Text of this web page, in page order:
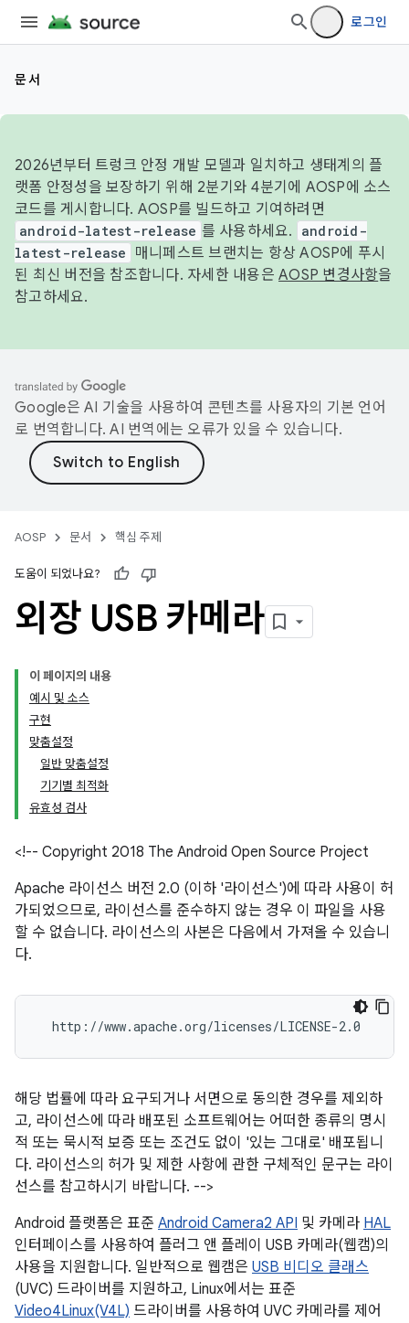
로그인
문서
2026년부터 트렁크 안정 개발 모델과 일치하고 생태계의 플
랫폼 안정성을 보장하기 위해 2분기와 4분기에 AOSP에 소스
코드를 게시합니다. AOSP를 빌드하고 기여하려면
android-latest-release 를 사용하세요.
android-
latest-release
매니페스트 브랜치는 항상 AOSP에 푸시
된 최신 버전을 참조합니다. 자세한 내용은 AOSP 변경사항을
참고하세요.
Google은 AI 기술을 사용하여 콘텐츠를 사용자의 기본 언어
로 번역합니다. AI 번역에는 오류가 있을 수 있습니다.
AOSP 문서 핵심 주제
도움이 되었나요?
외장 USB 카메라
이 페이지의 내용
예시 및 소스
구현
맞춤설정
일반 맞춤설정
기기별 최적화
유효성 검사
<!-- Copyright 2018 The Android Open Source Project
Apache 라이선스 버전 2.0 (이하 '라이선스')에 따라 사용이 허
가되었으므로, 라이선스를 준수하지 않는 경우 이 파일을 사용
할 수 없습니다. 라이선스의 사본은 다음에서 가져올 수 있습니
다.
해당 법률에 따라 요구되거나 서면으로 동의한 경우를 제외하
고, 라이선스에 따라 배포된 소프트웨어는 어떠한 종류의 명시
적 또는 묵시적 보증 또는 조건도 없이 '있는 그대로' 배포됩니
다. 라이선스의 허가 및 제한 사항에 관한 구체적인 문구는 라이
선스를 참고하시기 바랍니다. -->
Android 플랫폼은 표준 Android Camera2 API 및 카메라 HAL
인터페이스를 사용하여 플러그 앤 플레이 USB 카메라(웹캠)의
사용을 지원합니다. 일반적으로 웹캠은 USB 비디오 클래스
(UVC) 드라이버를 지원하고, Linux에서는 표준
Video4Linux(V4L) 드라이버를 사용하여 UVC 카메라를 제어